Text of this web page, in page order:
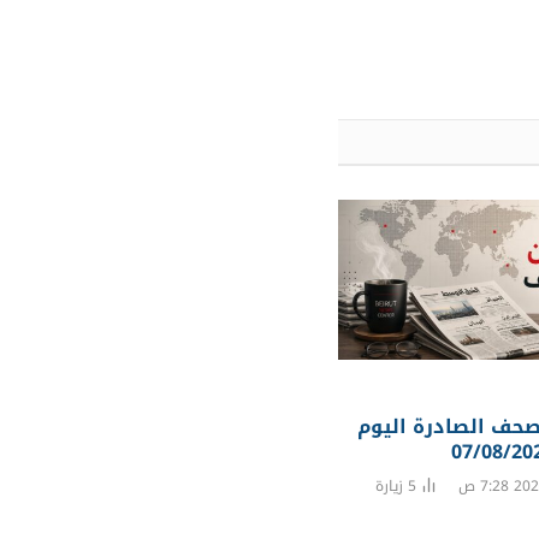
الصادرة اليوم
5 زيارة